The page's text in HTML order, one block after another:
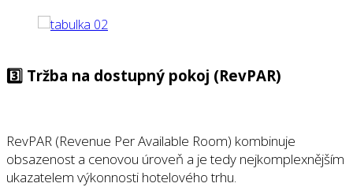
3️⃣ Tržba na dostupný pokoj (RevPAR)
RevPAR (Revenue Per Available Room) kombinuje
obsazenost a cenovou úroveň a je tedy nejkomplexnějším
ukazatelem výkonnosti hotelového trhu.